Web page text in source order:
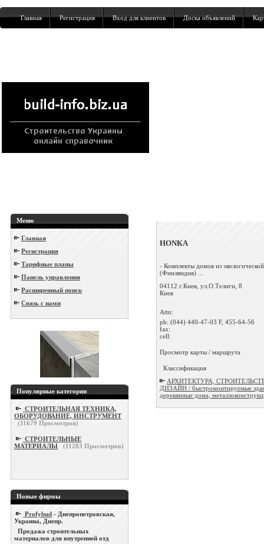
Главная Регистрация Вход для клиентов Доска объявлений
Меню
Главная
Регистрация
Тарифные планы
Панель управления
Расширенный поиск
Связь с нами
Популярные категории
СТРОИТЕЛЬНАЯ ТЕХНИКА,
ОБОРУДОВАНИЕ, ИНСТРУМЕНТ
(11679 Просмотров)
СТРОИТЕЛЬНЫЕ
МАТЕРИАЛЫ
(11283 Просмотров)
Новые фирмы
Profybud - Днепропетровская,
Украина, Днепр.
Продажа строительных
материалов для внутренней отд
HONKA
- Комплекты домов из
(Финляндия) ...
04112 г.Киев, ул.О.Телиги, 8
Киев
Attn:
ph: (044) 440-47-03 F, 455-64-56
fax:
cell:
Просмотр карты / маршрута
Классификация
АРХИТЕКТУРА,
ДИЗАЙН / быстромонтируемые
деревянные дома,